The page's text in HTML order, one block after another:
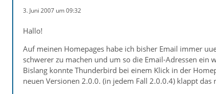
3. Juni 2007 um 09:32
Hallo!
Auf meinen Homepages habe ich bisher Email immer
schwerer zu machen und um so die Email-Adressen ein
Bislang konnte Thunderbird bei einem Klick in der
neuen Versionen 2.0.0. (in jedem Fall 2.0.0.4) klappt das